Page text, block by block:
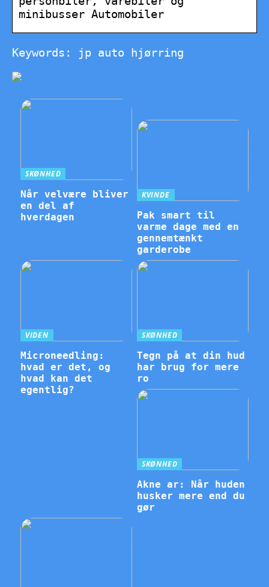
minibusser Automobiler
Keywords: jp auto hjørring
SKØNHED
Når velvære bliver
en del af
hverdagen
KVINDE
Pak smart til
varme dage med en
gennemtænkt
garderobe
VIDEN
Microneedling:
hvad er det, og
hvad kan det
egentlig?
SKØNHED
Tegn på at din hud
har brug for mere
ro
SKØNHED
Akne ar: Når huden
husker mere end du
gør